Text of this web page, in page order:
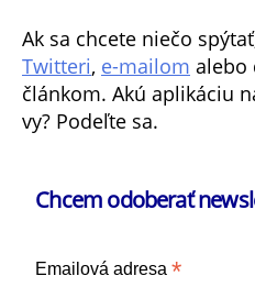
Ak sa chcete niečo
Twitteri, e-mailom alebo
článkom. Akú aplikáciu
vy? Podeľte sa.
Chcem odoberať
Emailová adresa*